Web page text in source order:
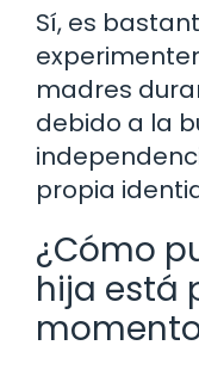
Sí, es
madres
debido a la
propia
¿Cómo
hija está